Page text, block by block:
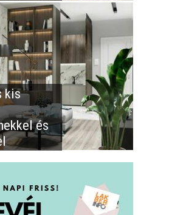
kis
és